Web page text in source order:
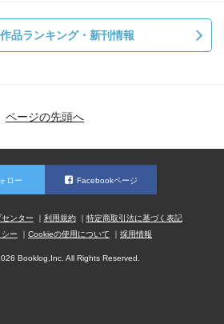
品ランキング・新刊情報
ページの先頭へ
ロー Facebookページ
ンター 利用規約
特定商取引法に基づく表記
ー
Cookieの使用について 採用情報
Booklog,Inc. All Rights Reserved.